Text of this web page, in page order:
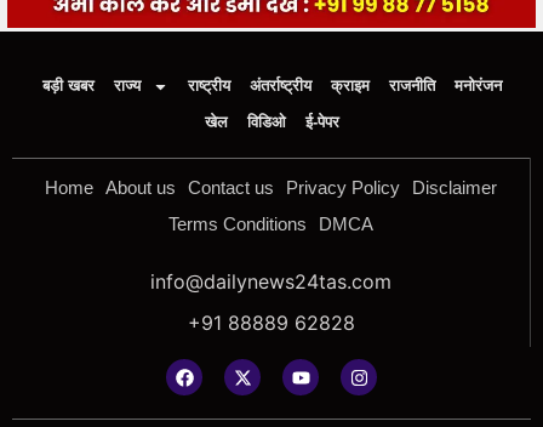
बड़ी खबर राज्य राष्ट्रीय अंतर्राष्ट्रीय क्राइम राजनीति
मनोरंजन
खेल
विडिओ ई-पेपर
Home About us Contact us Privacy Policy
Disclaimer
Terms Conditions
DMCA
info@dailynews24tas.com
+91 88889 62828